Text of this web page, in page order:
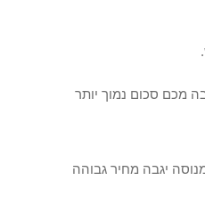
מכם סכום נמוך יותר
יגבה מחיר גבוהה